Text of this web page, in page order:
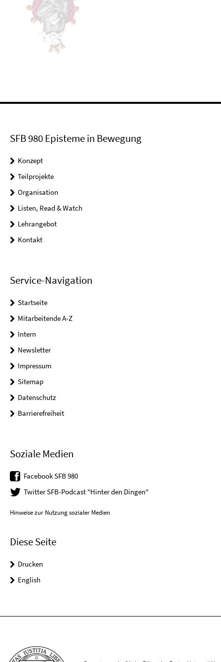
SFB 980 Episteme in Bewegung
Konzept
Teilprojekte
Organisation
Listen, Read & Watch
Lehrangebot
Kontakt
Service-Navigation
Startseite
Mitarbeitende A-Z
Intern
Newsletter
Impressum
Sitemap
Datenschutz
Barrierefreiheit
Soziale Medien
Facebook SFB 980
Twitter SFB-Podcast "Hinter den Dingen"
Hinweise zur Nutzung sozialer Medien
Diese Seite
Drucken
English